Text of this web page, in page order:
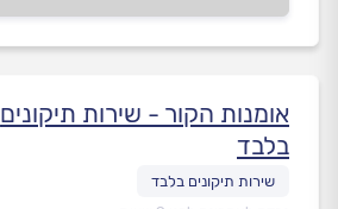
אומנות הקור - שירות תיקונים
בלבד